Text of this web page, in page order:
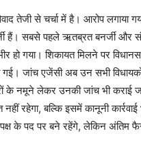
तेजी से चर्चा में है। आरोप लगाया
हैं। सबसे पहले ऋतब्रत बनर्जी और
हो गया। शिकायत मिलने पर
गई। जांच एजेंसी अब उन सभी
के नमूने लेकर उनकी जांच भी कराई
रहेगा, बल्कि इसमें कानूनी
के पद पर बने रहेंगे, लेकिन अंतिम